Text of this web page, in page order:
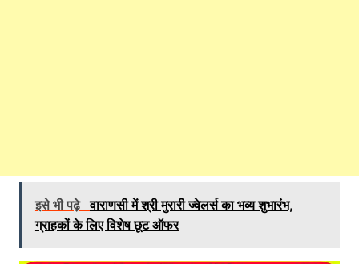
इसे भी पढ़े वाराणसी में श्री मुरारी ज्वेलर्स का भव्य शुभारंभ,
ग्राहकों के लिए विशेष छूट ऑफर